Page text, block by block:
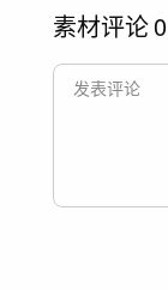
素材评论0